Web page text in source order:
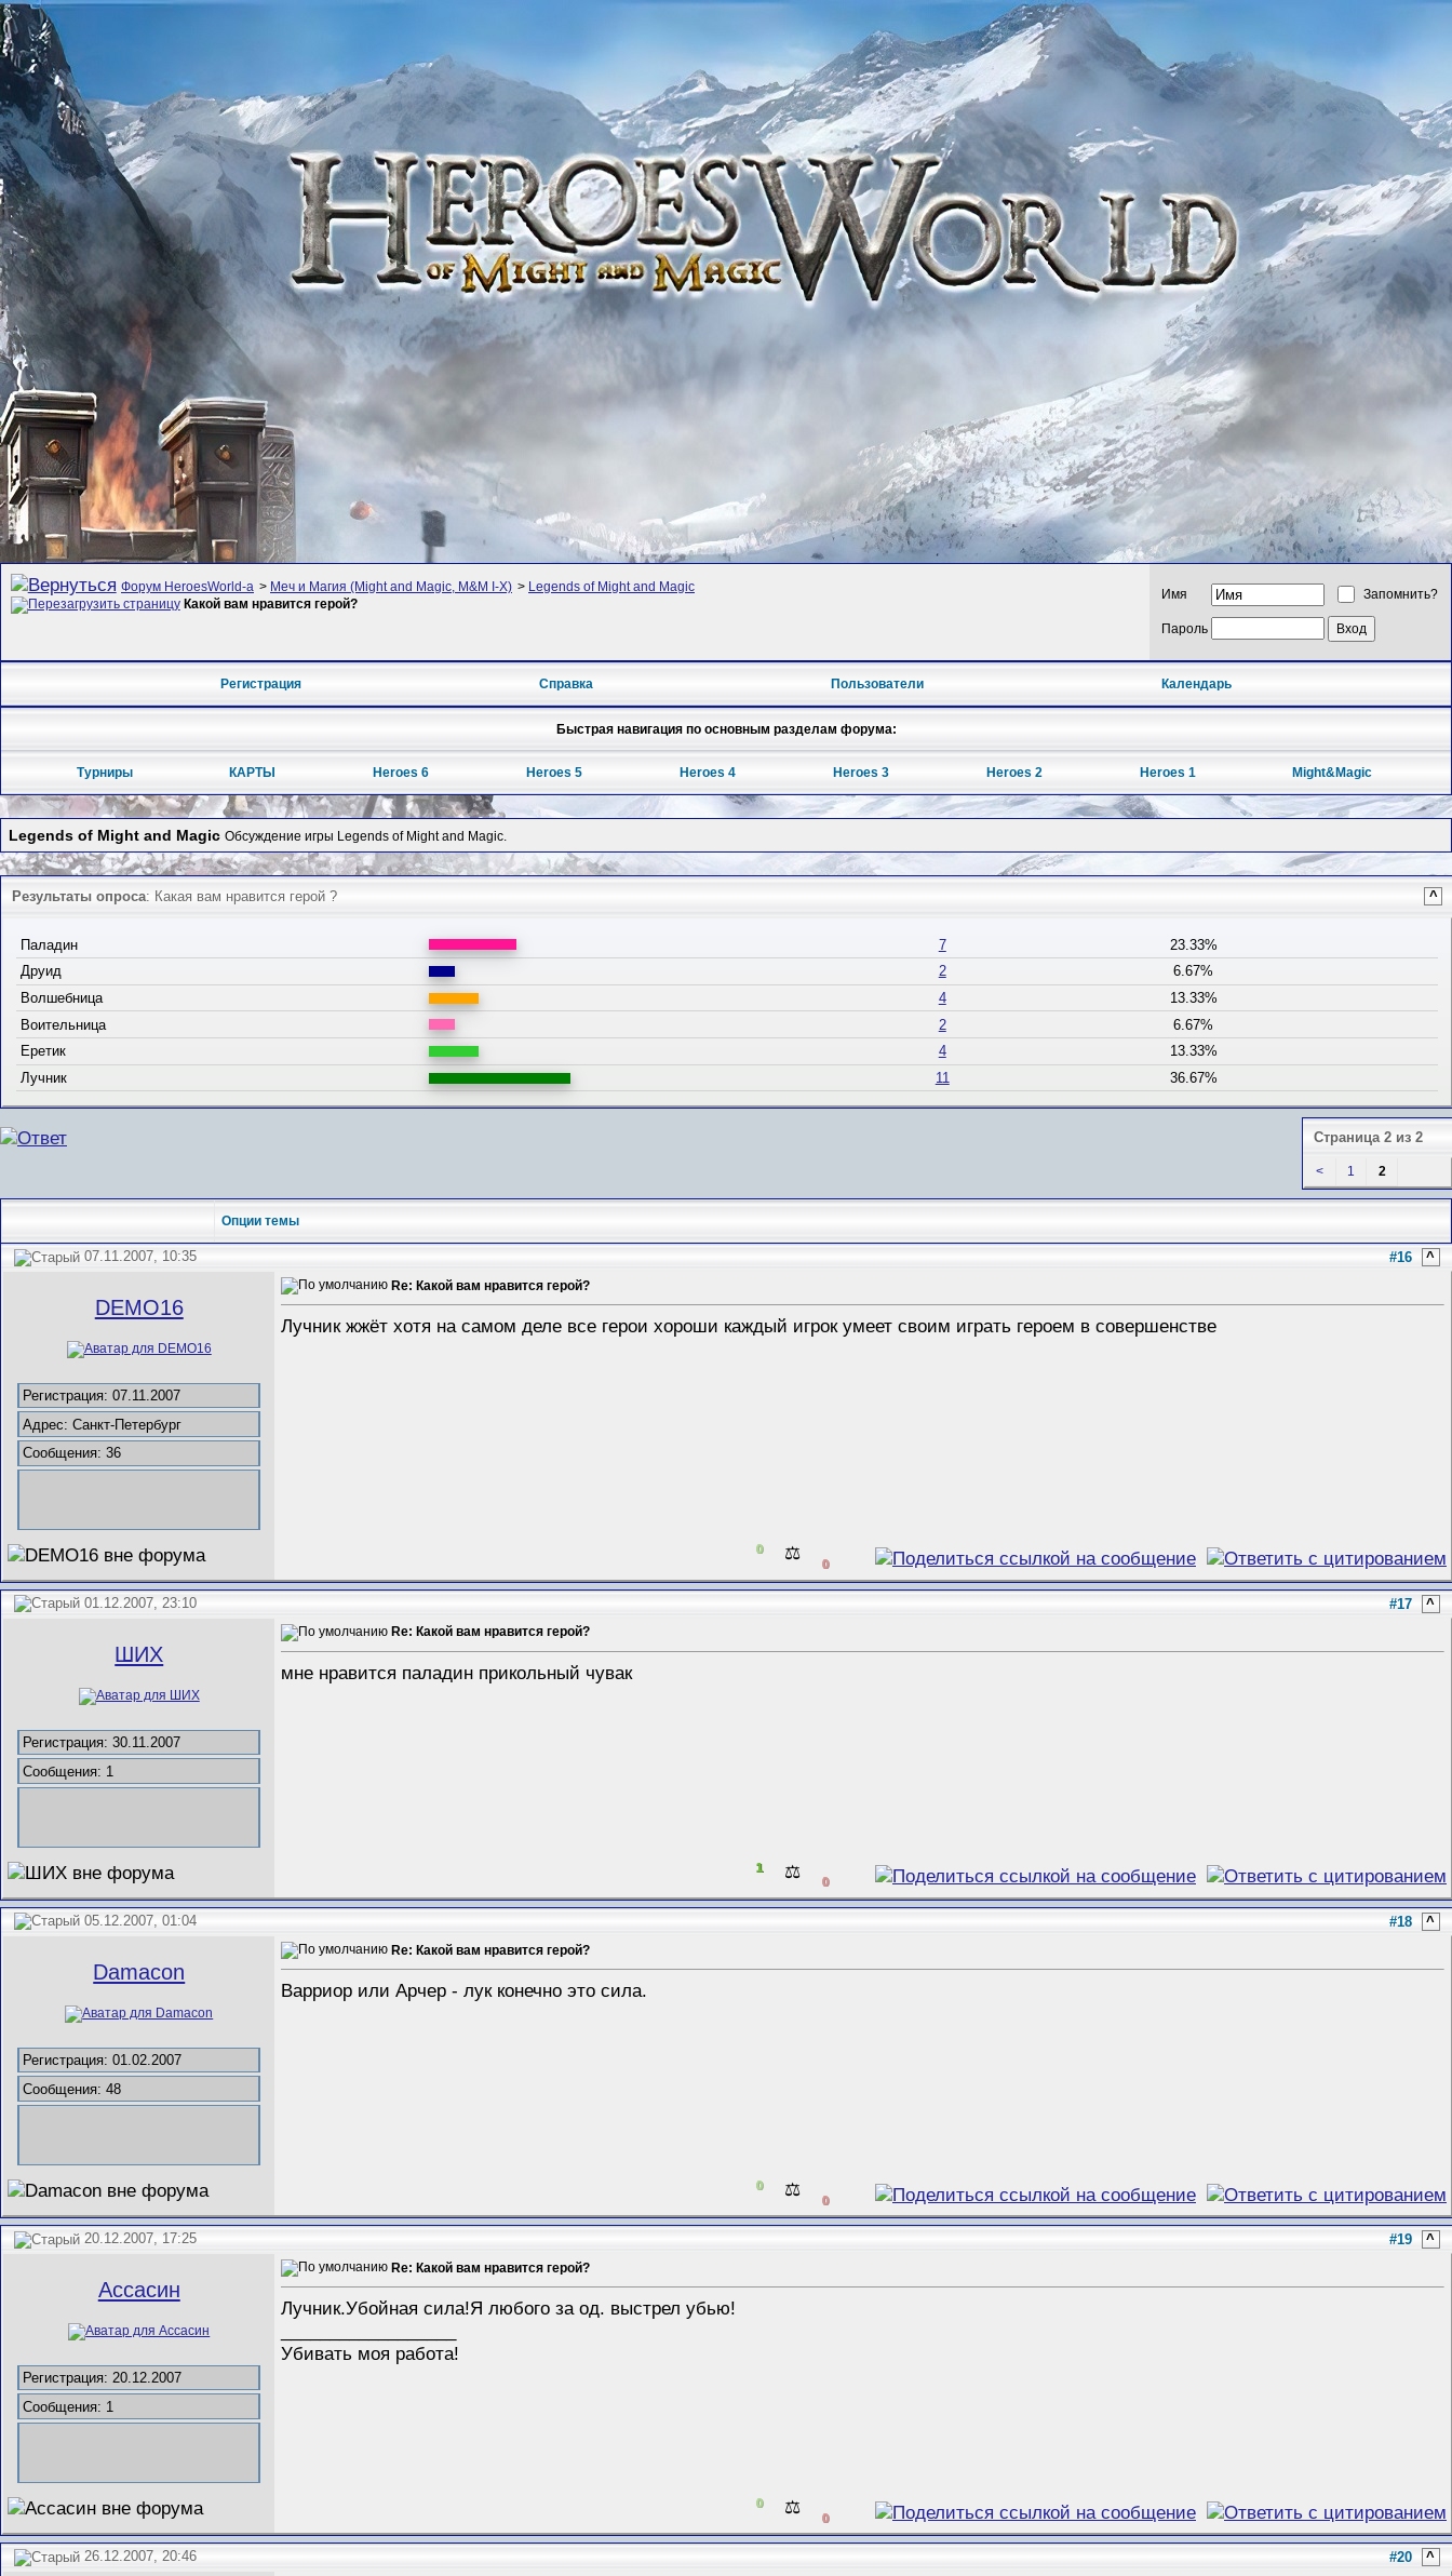
Форум HeroesWorld-а > Меч и Магия (Might and Magic, M&M I-X) > Legends of Might and Magic
Какой вам нравится герой?
Имя Запомнить?
Пароль
Регистрация Справка Пользователи Календарь
Быстрая навигация по основным разделам форума:
Турниры КАРТЫ Heroes 6 Heroes 5 Heroes 4 Heroes 3 Heroes 2 Heroes 1 Might&Magic
Legends of Might and Magic Обсуждение игры Legends of Might and Magic.
Результаты опроса: Какая вам нравится герой ? ^
Паладин 7
23.33%
Друид
2
6.67%
Волшебница
4
13.33%
Воительница
2
6.67%
Еретик
4
13.33%
Лучник
11 36.67%
Страница 2 из 2
< 1 2
Опции темы
07.11.2007, 10:35 #16 ^
DEMO16
Регистрация: 07.11.2007
Адрес: Санкт-Петербург
Сообщения: 36
Re: Какой вам нравится герой?
Лучник жжёт хотя на самом деле все герои хороши каждый игрок умеет своим играть героем в совершенстве
0 ⚖️ 0
01.12.2007, 23:10 #17 ^
ШИХ
Регистрация: 30.11.2007
Сообщения: 1
Re: Какой вам нравится герой?
мне нравится паладин прикольный чувак
1 ⚖️ 0
05.12.2007, 01:04 #18 ^
Damacon
Регистрация: 01.02.2007
Сообщения: 48
Re: Какой вам нравится герой?
Варриор или Арчер - лук конечно это сила.
0 ⚖️ 0
20.12.2007, 17:25 #19 ^
Ассасин
Регистрация: 20.12.2007
Сообщения: 1
Re: Какой вам нравится герой?
Лучник.Убойная сила!Я любого за од. выстрел убью!
Убивать моя работа!
0 ⚖️ 0
26.12.2007, 20:46 #20 ^